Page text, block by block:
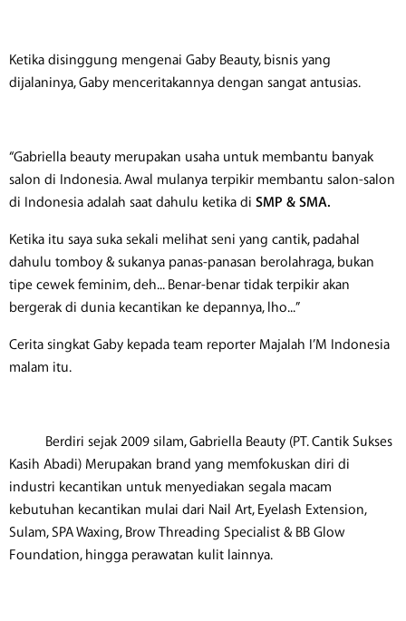
​Ketika disinggung mengenai Gaby Beauty, bisnis yang
dijalaninya, Gaby menceritakannya dengan sangat antusias.
​“Gabriella beauty merupakan usaha untuk membantu banyak
salon di Indonesia. Awal mulanya terpikir membantu salon-salon
di Indonesia adalah saat dahulu ketika di SMP & SMA.
Ketika itu saya suka sekali melihat seni yang cantik, padahal
dahulu tomboy & sukanya panas-panasan berolahraga, bukan
tipe cewek feminim, deh... Benar-benar tidak terpikir akan
bergerak di dunia kecantikan ke depannya, lho...”
Cerita singkat Gaby kepada team reporter Majalah I’M Indonesia
malam itu.
Berdiri sejak 2009 silam, Gabriella Beauty (PT. Cantik Sukses
Kasih Abadi) Merupakan brand yang memfokuskan diri di
industri kecantikan untuk menyediakan segala macam
kebutuhan kecantikan mulai dari Nail Art, Eyelash Extension,
Sulam, SPA Waxing, Brow Threading Specialist & BB Glow
Foundation, hingga perawatan kulit lainnya.